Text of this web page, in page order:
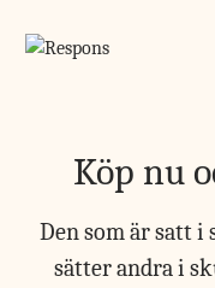
Köp nu
Den som är satt i
sätter andra i